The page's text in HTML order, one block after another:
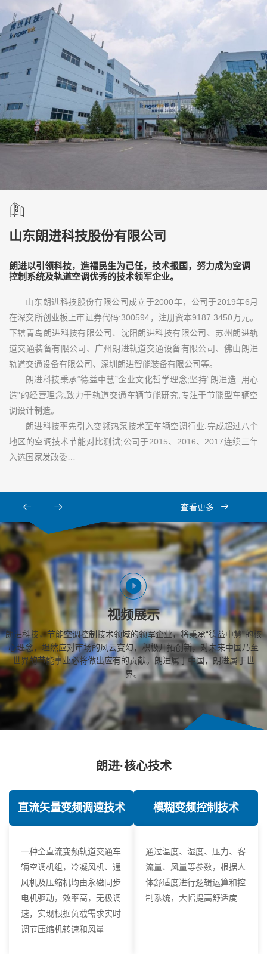
山东朗进科技股份有限公司
朗进以引领科技，造福民生为己任，技术报国，努力成为空调
控制系统及轨道空调优秀的技术领军企业。
山东朗进科技股份有限公司成立于2000年，公司于2019年6月
在深交所创业板上市证券代码:300594，注册资本9187.3450万元。
下辖青岛朗进科技有限公司、沈阳朗进科技有限公司、苏州朗进轨
道交通装备有限公司、广州朗进轨道交通设备有限公司、佛山朗进
轨道交通设备有限公司、深圳朗进智能装备有限公司等。
朗进科技秉承“德益中慧”企业文化哲学理念;坚持“朗进造=用心
造”的经营理念;致力于轨道交通车辆节能研究;专注于节能型车辆空
调设计制造。
朗进科技率先引入变频热泵技术至车辆空调行业:完成超过八个
地区的空调技术节能对比测试;公司于2015、2016、2017连续三年
入选国家发改委…
查看更多
视频展示
朗进科技，节能空调控制技术领域的领军企业，将秉承“德益中慧”的核
心理念，坦然应对市场的风云变幻，积极开拓创新，对未来中国乃至
世界的节能事业必将做出应有的贡献。朗进属于中国，朗进属于世
界。
朗进·核心技术
直流矢量变频调速技术
一种全直流变频轨道交通车
辆空调机组，冷凝风机、通
风机及压缩机均由永磁同步
电机驱动，效率高，无极调
速，实现根据负载需求实时
调节压缩机转速和风量
模糊变频控制技术
通过温度、湿度、压力、客
流量、风量等参数，根据人
体舒适度进行逻辑运算和控
制系统，大幅提高舒适度